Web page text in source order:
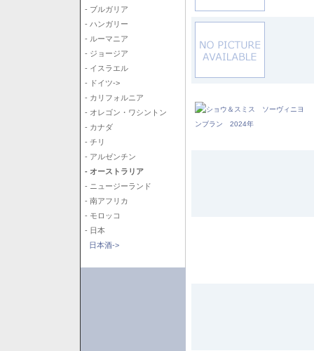
- ブルガリア
- ハンガリー
- ルーマニア
- ジョージア
- イスラエル
- ドイツ->
- カリフォルニア
- オレゴン・ワシントン
- カナダ
- チリ
- アルゼンチン
- オーストラリア
- ニュージーランド
- 南アフリカ
- モロッコ
- 日本
日本酒->